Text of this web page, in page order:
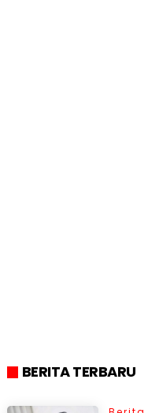
BERITA TERBARU